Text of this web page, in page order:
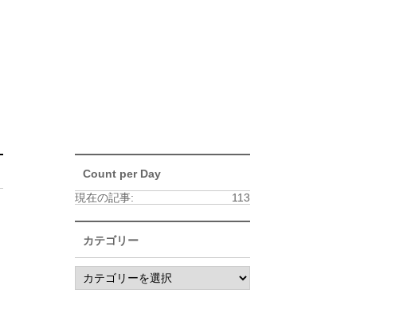
Count per Day
113
現在の記事:
カテゴリー